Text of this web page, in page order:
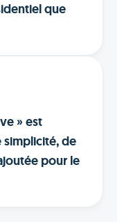
que
» est
de
pour le